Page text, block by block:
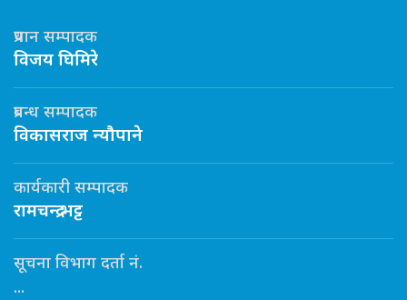
प्रधान सम्पादक
विजय घिमिरे
प्रबन्ध सम्पादक
विकासराज न्यौपाने
कार्यकारी सम्पादक
रामचन्द्र भट्ट
सूचना विभाग दर्ता नं.
...